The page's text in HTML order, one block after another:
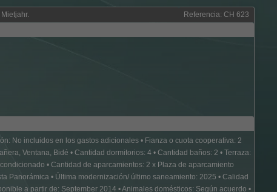
Referencia: CH 623
No incluidos en los gastos adicionales • Fianza o cuota cooperativa: 2
Ventana, Bidé • Cantidad dormitorios: 4 • Cantidad baños: 2 • Terraza:
• Cantidad de aparcamientos: 2 x Plaza de aparcamiento
Panorámica • Última modernización/ último saneamiento: 2025 • Calidad
a partir de: September 2014 • Animales domésticos: Según acuerdo •